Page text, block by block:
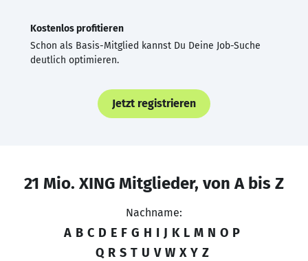
Kostenlos profitieren
Schon als Basis-Mitglied kannst Du Deine Job-Suche
deutlich optimieren.
Jetzt registrieren
21 Mio. XING Mitglieder, von A bis Z
Nachname:
A B C D E F G H I J K L M N O P
Q R S T U V W X Y Z